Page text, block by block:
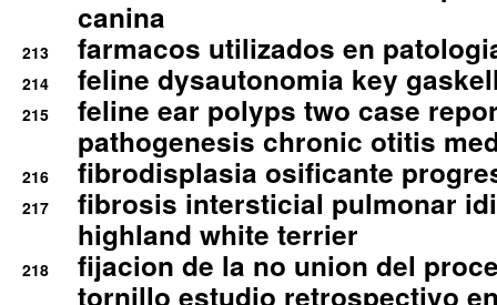
canina
213 farmacos utilizados en
214 feline dysautonomia key
215
feline ear polyps two case
pathogenesis chronic otitis
216 fibrodisplasia osificante
217
fibrosis intersticial pulmonar
highland white terrier
218
fijacion de la no union del
tornillo estudio retrospectivo